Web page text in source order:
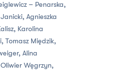
– Penarska,
Agnieszka
Karolina
Tomasz Międzik,
Alina
Węgrzyn,